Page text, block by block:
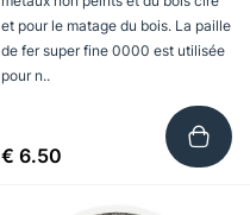
et pour le matage du bois. La paille
de fer super fine 0000 est utilisée
pour n..
€ 6.50